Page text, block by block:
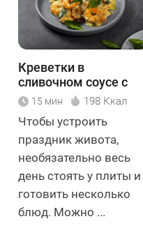
Креветки в
сливочном соусе с
вялеными томатами
и шпинатом
15 мин 198 Ккал
Чтобы устроить
праздник живота,
необязательно весь
день стоять у плиты и
готовить несколько
блюд. Можно ...